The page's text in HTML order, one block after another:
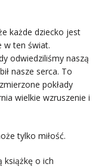
każde dziecko jest
w ten świat.
odwiedziliśmy naszą
nasze serca. To
pokłady
wielkie wzruszenie i
tylko miłość.
książkę o ich